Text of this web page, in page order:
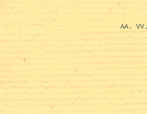
AA. VV.